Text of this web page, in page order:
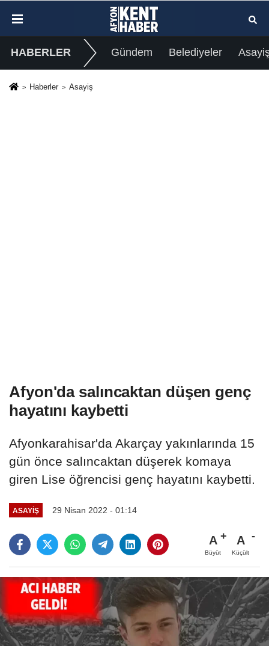
HABERLER Gündem Belediyeler
Haberler Asayiş
Afyon'da salıncaktan düşen genç
hayatını kaybetti
Afyonkarahisar'da Akarçay yakınlarında 15
gün önce salıncaktan düşerek komaya
giren Lise öğrencisi genç hayatını kaybetti.
ASAYIŞ 29 Nisan 2022 - 01:14
A
Büyüt
A
Küçült